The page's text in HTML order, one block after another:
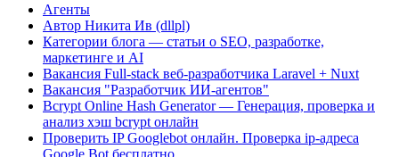
Агенты
Автор Никита Ив (dllpl)
Категории блога — статьи о SEO, разработке,
маркетинге и AI
Вакансия Full-stack веб-разработчика Laravel + Nuxt
Вакансия "Разработчик ИИ-агентов"
Bcrypt Online Hash Generator — Генерация, проверка и
анализ хэш bcrypt онлайн
Проверить IP Googlebot онлайн. Проверка ip-адреса
Google Bot бесплатно